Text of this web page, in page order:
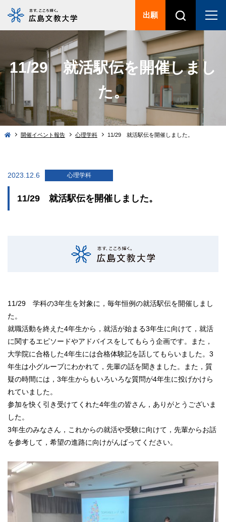
11/29 就活駅伝を開催しまし
た。
開催イベント報告 心理学科 11/29 就活駅伝を開催しました。
2023.12.6 心理学科
11/29 就活駅伝を開催しました。
11/29 学科の3年生を対象に，毎年恒例の就活駅伝を開催しまし
た。
就職活動を終えた4年生から，就活が始まる3年生に向けて，就活
に関するエピソードやアドバイスをしてもらう企画です。また，
大学院に合格した4年生には合格体験記を話してもらいました。3
年生は小グループにわかれて，先輩の話を聞きました。また，質
疑の時間には，3年生からもいろいろな質問が4年生に投げかけら
れていました。
参加を快く引き受けてくれた4年生の皆さん，ありがとうございま
した。
3年生のみなさん，これからの就活や受験に向けて，先輩からお話
を参考して，希望の進路に向けがんばってください。
出願